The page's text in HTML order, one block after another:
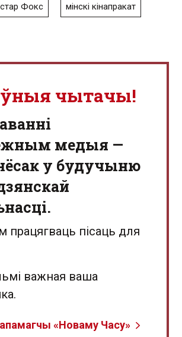
Фокс мінскі кінапракат
чытачы!
медыя —
у будучыню
працягваць пісаць для
важная ваша
«Новаму Часу»